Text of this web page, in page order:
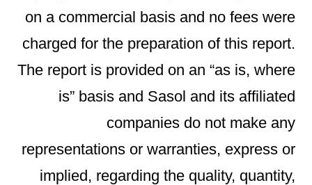
on a commercial basis and no fees were
charged for the preparation of this report.
The report is provided on an “as is, where
is” basis and Sasol and its affiliated
companies do not make any
representations or warranties, express or
implied, regarding the quality, quantity,